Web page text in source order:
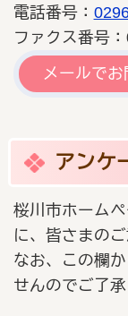
電話番号：
ファクス番号
メールで
アンケ
桜川市ホーム
に、皆さまの
なお、この欄
せんのでご了承